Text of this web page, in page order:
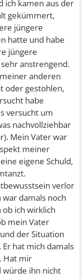
ich kamen aus der
gekümmert,
jüngere
hatte und habe
jüngere
anstrengend.
anderen
oder gestohlen,
habe
versucht um
nachvollziehbar
Mein Vater war
meiner
eigene Schuld,
verlor
damals noch
ich wirklich
mein Vater
der Situation
hat mich damals
Hat mir
würde ihn nicht